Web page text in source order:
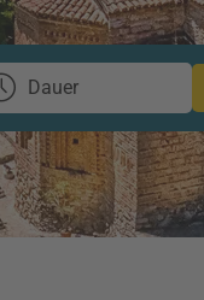
Dauer